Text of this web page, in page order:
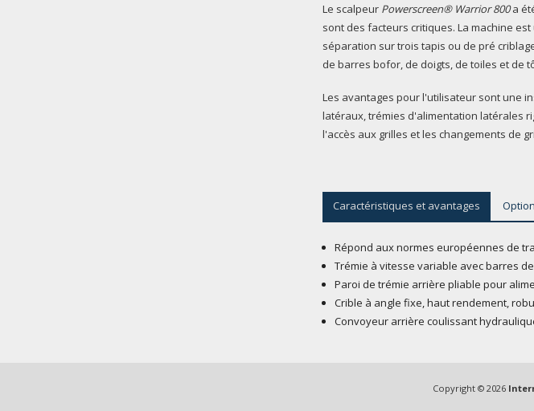
Le scalpeur Powerscreen® Warrior 800a
sont des facteurs critiques. La machine
séparation sur trois tapis ou de pré
de barres bofor, de doigts, de toiles et de
Les avantages pour l'utilisateur sont une
latéraux, trémies d'alimentation latérales
l'accès aux grilles et les changements de
Caractéristiques et avantages
Répond aux normes européennes de
Trémie à vitesse variable avec barres
Paroi de trémie arrière pliable pour
Crible à angle fixe, haut rendement,
Convoyeur arrière coulissant
Copyright © 2026